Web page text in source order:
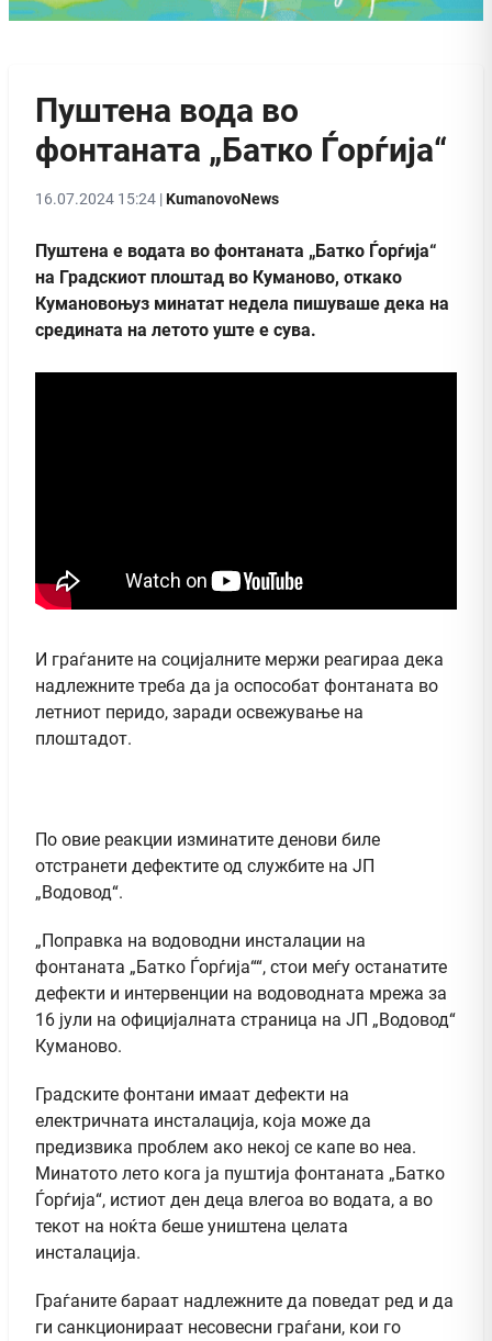
Пуштена вода во
фонтаната „Батко Ѓорѓија“
16.07.2024 15:24 |KumanovoNews
Пуштена е водата во фонтаната „Батко Ѓорѓија“
на Градскиот плоштад во Куманово, откако
Кумановоњуз минатат недела пишуваше дека на
средината на летото уште е сува.
И граѓаните на социјалните мержи реагираа дека
надлежните треба да ја оспособат фонтаната во
летниот перидо, заради освежување на
плоштадот.
По овие реакции изминатите денови биле
отстранети дефектите од службите на ЈП
„Водовод“.
„Поправка на водоводни инсталации на
фонтаната „Батко Ѓорѓија““, стои меѓу останатите
дефекти и интервенции на водоводната мрежа за
16 јули на официјалната страница на ЈП „Водовод“
Куманово.
Градските фонтани имаат дефекти на
електричната инсталација, која може да
предизвика проблем ако некој се капе во неа.
Минатото лето кога ја пуштија фонтаната „Батко
Ѓорѓија“, истиот ден деца влегоа во водата, а во
текот на ноќта беше уништена целата
инсталација.
Граѓаните бараат надлежните да поведат ред и да
ги санкционираат несовесни граѓани, кои го